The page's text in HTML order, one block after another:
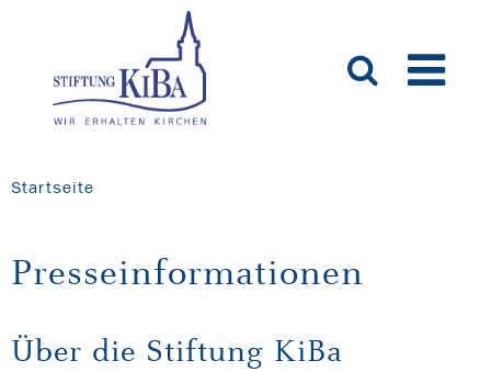
Startseite
Presseinformationen
Über die Stiftung KiBa